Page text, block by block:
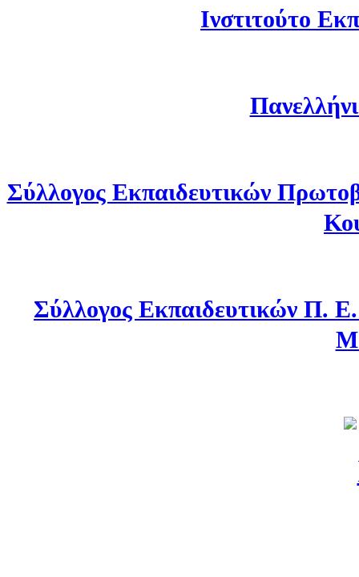
Ινστιτούτο
Σύλλογος Εκπαιδευτικών
Σύλλογος Εκπαιδευτικών Π.